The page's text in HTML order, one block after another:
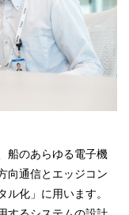
船のあらゆる電子機
向通信とエッジコン
化」に用います。